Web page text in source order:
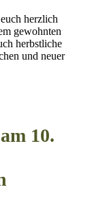
herzlich
gewohnten
herbstliche
und neuer
10.